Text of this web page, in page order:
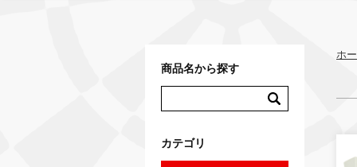
ホ
商品名から探す
カテゴリ